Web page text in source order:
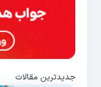
جدیدترین مقالات